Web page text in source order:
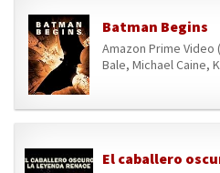
Batman Begins
Amazon Prime Video
Bale, Michael Caine,
El caballero